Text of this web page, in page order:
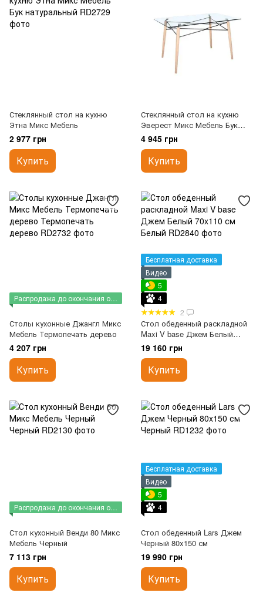
Стеклянный стол на кухню
Этна Микс Мебель
2 977 грн
Купить
Стеклянный стол на кухню
Эверест Микс Мебель Бук
натуральный
4 945 грн
Купить
Распродажа до окончания остатков
Столы кухонные Джангл Микс
Мебель Термопечать дерево
4 207 грн
Купить
Бесплатная доставка
Видео
5
4
2
Стол обеденный раскладной
Maxi V base Джем Белый
70x110 см
19 160 грн
Купить
Распродажа до окончания остатков
Стол кухонный Венди 80 Микс
Мебель Черный
7 113 грн
Купить
Бесплатная доставка
Видео
5
4
Стол обеденный Lars Джем
Черный 80x150 см
19 990 грн
Купить